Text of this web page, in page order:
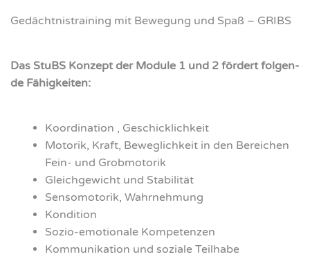
Gedächt­nis­trai­ning mit Bewe­gung und Spaß – GRIBS
Das StuBS Kon­zept der Modu­le 1 und 2 för­dert fol­gen­
de Fähig­kei­ten:
Koor­di­na­ti­on , Geschick­lich­keit
Moto­rik, Kraft, Beweg­lich­keit in den Berei­chen
Fein- und Grob­mo­to­rik
Gleich­ge­wicht und Sta­bi­li­tät
Sen­so­mo­to­rik, Wahr­neh­mung
Kon­di­ti­on
Sozio-emo­tio­na­le Kom­pe­ten­zen
Kom­mu­ni­ka­ti­on und sozia­le Teil­ha­be